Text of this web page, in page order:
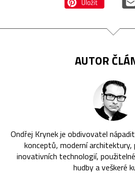
AUTOR
Ondřej Krynek je obdivovatel
konceptů, moderní architektury,
inovativních technologií,
hudby a veškeré